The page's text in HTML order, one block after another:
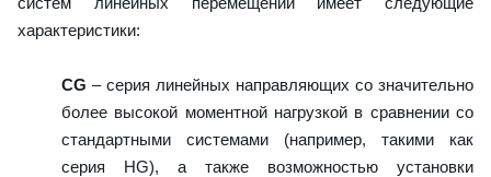
характеристики:
CG – серия линейных направляющих со значительно
более высокой моментной нагрузкой в сравнении со
стандартными системами (например, такими как
серия HG), а также возможностью установки